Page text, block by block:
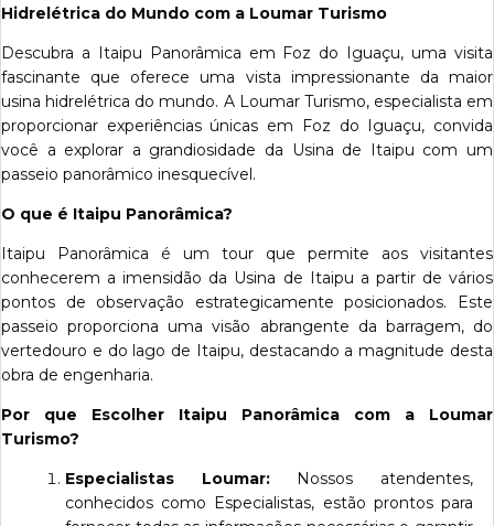
Hidrelétrica do Mundo com a Loumar Turismo
Descubra a Itaipu Panorâmica em Foz do Iguaçu, uma visita
fascinante que oferece uma vista impressionante da maior
usina hidrelétrica do mundo. A Loumar Turismo, especialista em
proporcionar experiências únicas em Foz do Iguaçu, convida
você a explorar a grandiosidade da Usina de Itaipu com um
passeio panorâmico inesquecível.
O que é Itaipu Panorâmica?
Itaipu Panorâmica é um tour que permite aos visitantes
conhecerem a imensidão da Usina de Itaipu a partir de vários
pontos de observação estrategicamente posicionados. Este
passeio proporciona uma visão abrangente da barragem, do
vertedouro e do lago de Itaipu, destacando a magnitude desta
obra de engenharia.
Por que Escolher Itaipu Panorâmica com a Loumar
Turismo?
Especialistas Loumar:Nossos atendentes,
conhecidos como Especialistas, estão prontos para